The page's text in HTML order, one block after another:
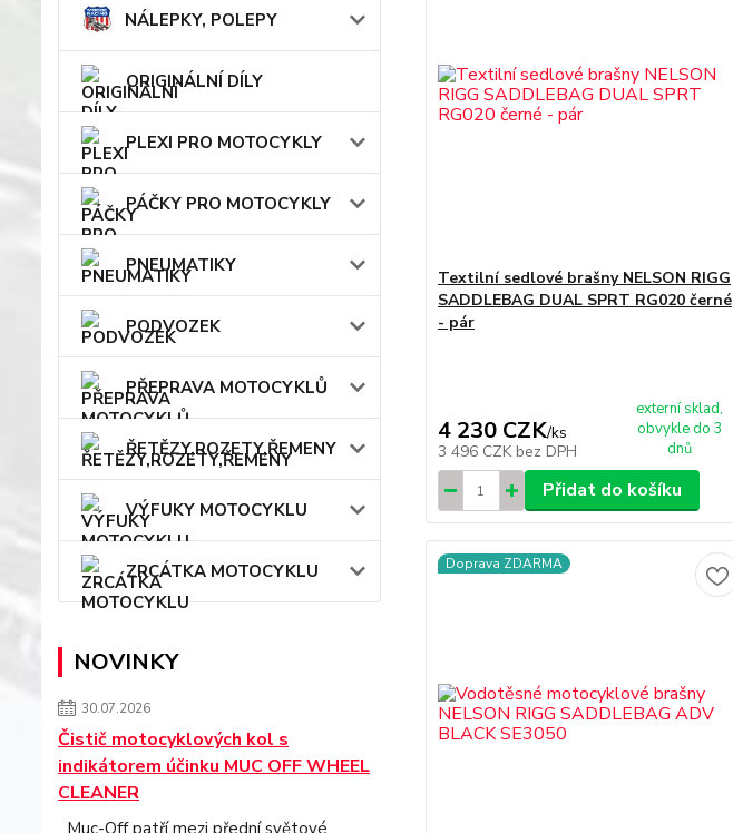
NÁLEPKY, POLEPY
ORIGINÁLNÍ DÍLY
PLEXI PRO MOTOCYKLY
PÁČKY PRO MOTOCYKLY
PNEUMATIKY
PODVOZEK
PŘEPRAVA MOTOCYKLŮ
ŘETĚZY,ROZETY,ŘEMENY
VÝFUKY MOTOCYKLU
ZRCÁTKA MOTOCYKLU
NOVINKY
30.07.2026
Čistič motocyklových kol s
indikátorem účinku MUC OFF WHEEL
CLEANER
Muc-Off patří mezi přední světové
Textilní sedlové brašny NELSON RIGG
SADDLEBAG DUAL SPRT RG020 černé
- pár
4 230 CZK/ks
3 496 CZK bez DPH
externí sklad,
obvykle do 3
dnů
Přidat do košíku
Doprava ZDARMA